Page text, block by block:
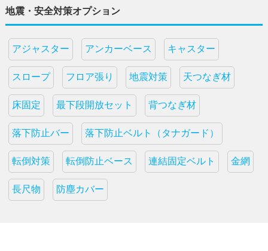
地震・安全対策オプション
アジャスター アンカーベース キャスター
スロープ フロア張り 地震対策 天つなぎ材
床固定 最下段開放セット 背つなぎ材
落下防止バー 落下防止ベルト（タナガード）
転倒対策 転倒防止ベース 連結固定ベルト 金網
長尺物 防塵カバー